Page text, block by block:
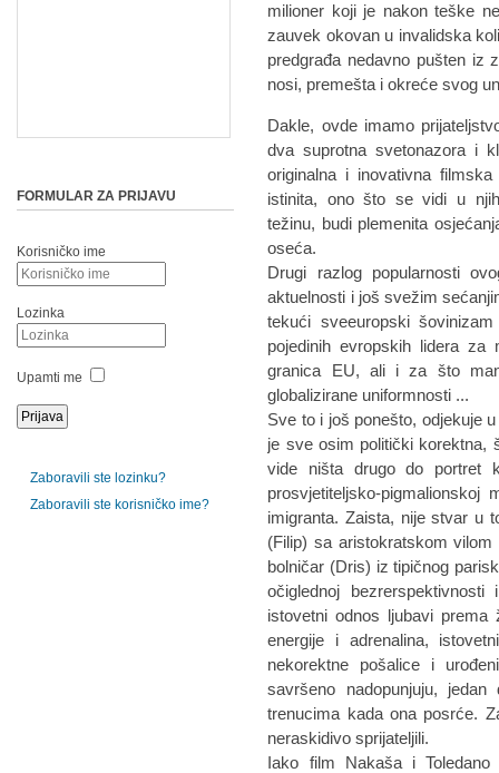
milioner koji je nakon teške
zauvek okovan u invalidska
predgrađa nedavno pušten iz
nosi, premešta i okreće svog
Dakle, ovde imamo
dva suprotna svetonazora i
originalna i inovativna
istinita, ono što se vidi u
težinu, budi plemenita
oseća.
Drugi razlog popularnosti
aktuelnosti i još svežim
tekući sveeuropski
pojedinih evropskih lidera za
granica EU, ali i za što
globalizirane uniformnosti ...
Sve to i još ponešto, odjekuje
je sve osim politički korektna,
vide ništa drugo do portret
prosvjetiteljsko-pigmalionskoj
imigranta. Zaista, nije stvar u
(Filip) sa aristokratskom
bolničar (Dris) iz tipičnog
očiglednoj
istovetni odnos ljubavi prema
energije i adrenalina,
nekorektne pošalice i
savršeno nadopunjuju,
trenucima kada ona posrće.
neraskidivo sprijateljili.
Iako film Nakaša i
FORMULAR ZA PRIJAVU
Korisničko ime
Lozinka
Upamti me
Zaboravili ste lozinku?
Zaboravili ste korisničko ime?